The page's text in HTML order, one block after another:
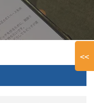
<<